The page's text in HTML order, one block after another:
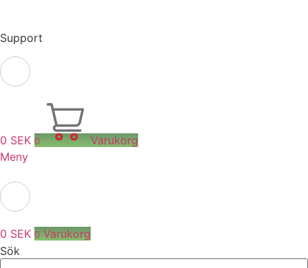
Support
0 SEK 0
Varukorg
Meny
0 SEK 0 Varukorg
Sök